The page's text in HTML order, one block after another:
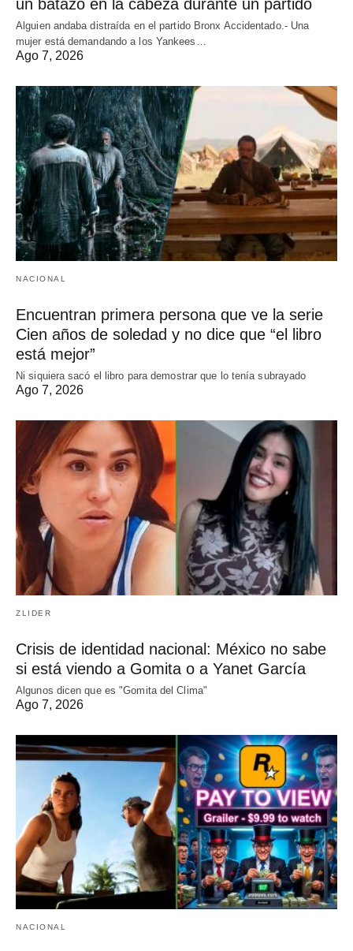
un batazo en la cabeza durante un partido
Alguien andaba distraída en el partido Bronx Accidentado.- Una
mujer está demandando a los Yankees…
Ago 7, 2026
NACIONAL
Encuentran primera persona que ve la serie
Cien años de soledad y no dice que “el libro
está mejor”
Ni siquiera sacó el libro para demostrar que lo tenía subrayado
Ago 7, 2026
ZLIDER
Crisis de identidad nacional: México no sabe
si está viendo a Gomita o a Yanet García
Algunos dicen que es "Gomita del Clima"
Ago 7, 2026
NACIONAL